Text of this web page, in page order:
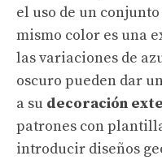
el uso de un
mismo color es una
las variaciones de
oscuro pueden dar
a su decoración
patrones con
introducir diseños